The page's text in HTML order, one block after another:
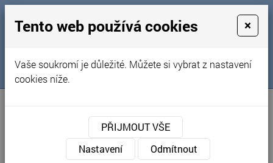
Obchodní podmínky
Kontakty
Naše kamenictví
Sledujte nás na FB
Tento web používá cookies ×
Vaše soukromí je důležité. Můžete si vybrat z nastavení
cookies níže.
PŘIJMOUT VŠE
Nastavení
Odmítnout